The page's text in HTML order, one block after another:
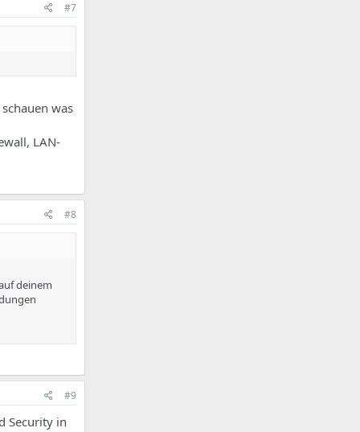
#7
was
LAN-
#8
deinem
#9
Security in